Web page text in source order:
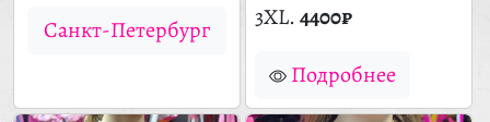
Санкт-Петербург
3XL.4400₽
Подробнее